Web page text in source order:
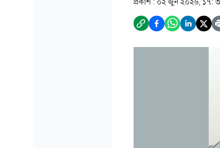
প্রকাশ : ০২ জুন ২০২৬, ১৭: